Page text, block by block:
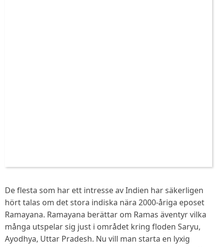
De flesta som har ett intresse av Indien har säkerligen
hört talas om det stora indiska nära 2000-åriga eposet
Ramayana. Ramayana berättar om Ramas äventyr vilka
många utspelar sig just i området kring floden Saryu,
Ayodhya, Uttar Pradesh. Nu vill man starta en lyxig